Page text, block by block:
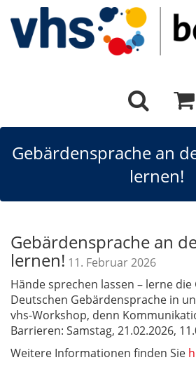
Gebärdensprache an
lernen!
Gebärdensprache an
lernen! 11. Februar 2026
Hände sprechen lassen – lerne
Deutschen Gebärdensprache in
vhs-Workshop, denn
Barrieren: Samstag, 21.02.2026,
Weitere Informationen finden Sie